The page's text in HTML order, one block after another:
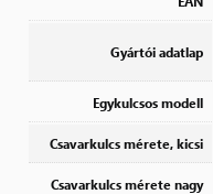
Gyártói adatlap
Egykulcsos modell
Csavarkulcs mérete, kicsi
Csavarkulcs mérete nagy